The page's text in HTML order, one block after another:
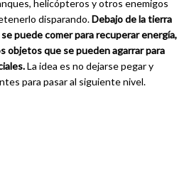
helicópteros y otros enemigos
disparando.Debajo de la tierra
puede comer para recuperar energía,
objetos que se pueden agarrar para
La idea es no dejarse pegar y
para pasar al siguiente nivel.